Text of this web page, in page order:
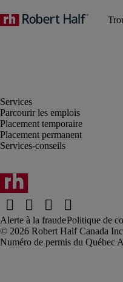
Parcourir les emplois
Placement temporaire
Placement permanent
Services-conseils
Alerte à la fraudePolitique de
Robert Half Canada